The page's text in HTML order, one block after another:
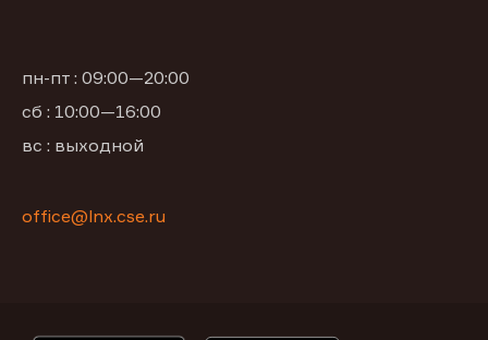
пн-пт : 09:00—20:00
сб : 10:00—16:00
вс : выходной
office@lnx.cse.ru